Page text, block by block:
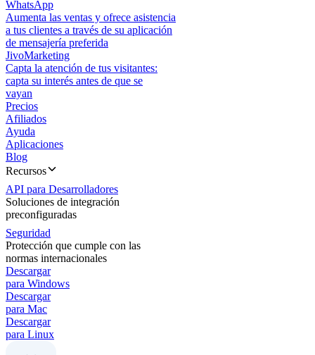
WhatsApp
Aumenta las ventas y ofrece asistencia
a tus clientes a través de su aplicación
de mensajería preferida
JivoMarketing
Capta la atención de tus visitantes:
capta su interés antes de que se
vayan
Precios
Afiliados
Ayuda
Aplicaciones
Blog
Recursos
API para Desarrolladores
Soluciones de integración
preconfiguradas
Seguridad
Protección que cumple con las
normas internacionales
Descargar
para Windows
Descargar
para Mac
Descargar
para Linux